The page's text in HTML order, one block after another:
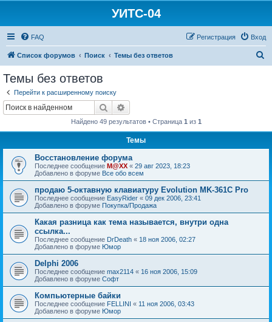
УИТС-04
FAQ Вход
Регистрация
Список форумов Поиск Темы без ответов
Темы без ответов
Перейти к расширенному поиску
Поиск
Найдено 49 результатов • Страница 1 из 1
Темы
Восстановление форума
Последнее сообщение M@XX « 29 авг 2023, 18:23
Добавлено в форуме Все обо всем
продаю 5-октавную клавиатуру Evolution MK-361C Pro
Последнее сообщение EasyRider « 09 дек 2006, 23:41
Добавлено в форуме Покупка/Продажа
Какая разница как тема называется, внутри одна
ссылка...
Последнее сообщение DrDeath « 18 ноя 2006, 02:27
Добавлено в форуме Юмор
Delphi 2006
Последнее сообщение max2114 « 16 ноя 2006, 15:09
Добавлено в форуме Софт
Компьютерные байки
Последнее сообщение FELLINI « 11 ноя 2006, 03:43
Добавлено в форуме Юмор